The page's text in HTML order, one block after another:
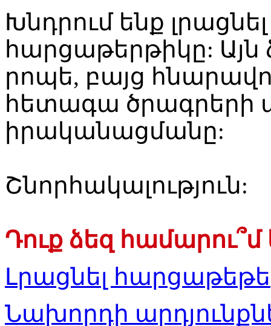
Խնդրում ենք
հարցաթերթիկը:
րոպե, բայց
հետագա ծրագրերի
իրականացմանը:
Շնորհակալություն:
Դուք ձեզ
Լրացնել
Նախորդի